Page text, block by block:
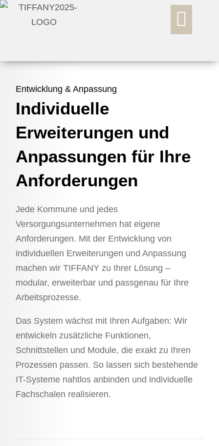
Zum
Entwicklung & Anpassung
Individuelle
Erweiterungen und
Anpassungen für Ihre
Anforderungen
Jede Kommune und jedes
Versorgungsunternehmen hat eigene
Anforderungen. Mit der Entwicklung von
individuellen Erweiterungen und Anpassung
machen wir TIFFANY zu Ihrer Lösung –
modular, erweiterbar und passgenau für Ihre
Arbeitsprozesse.
Das System wächst mit Ihren Aufgaben: Wir
entwickeln zusätzliche Funktionen,
Schnittstellen und Module, die exakt zu Ihren
Prozessen passen. So lassen sich bestehende
IT-Systeme nahtlos anbinden und individuelle
Fachschalen realisieren.